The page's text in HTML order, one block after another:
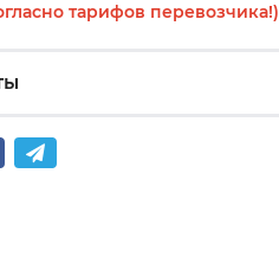
тарифов перевозчика!)